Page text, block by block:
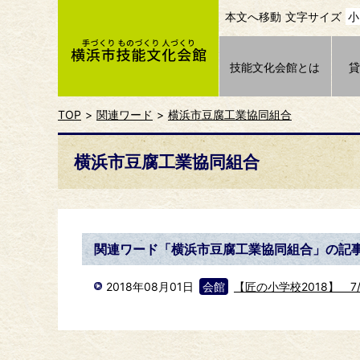
本文へ移動 文字サイズ 小
技能文化会館とは
TOP 関連ワード 横浜市豆腐工業協同組合
横浜市豆腐工業協同組合
関連ワード「横浜市豆腐工業協同組合」の記
2018年08月01日 会館 【匠の小学校2018】